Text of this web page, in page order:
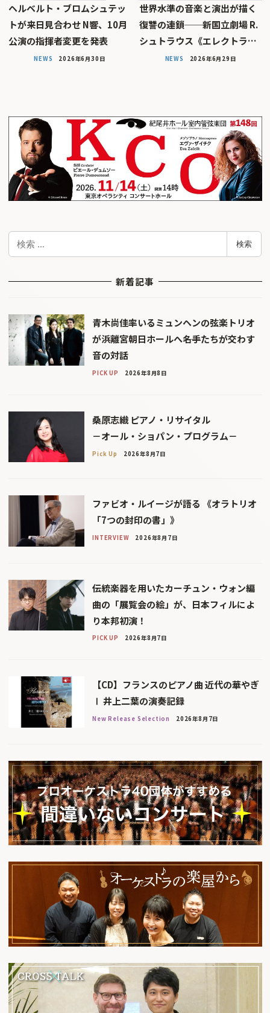
ヘルベルト・ブロムシュテッ
トが来日見合わせ N響、10月
公演の指揮者変更を発表
NEWS 2026年6月30日
世界水準の音楽と演出が描く
復讐の連鎖──新国立劇場 R.
シュトラウス《エレクトラ…
NEWS 2026年6月29日
検索
新着記事
青木尚佳率いるミュンヘンの弦楽トリオ
が浜離宮朝日ホールへ――名手たちが交わす
音の対話
PICK UP 2026年8月8日
桑原志織 ピアノ・リサイタル
－オール・ショパン・プログラム－
Pick Up 2026年8月7日
ファビオ・ルイージが語る 《オラトリオ
「7つの封印の書」》
INTERVIEW 2026年8月7日
伝統楽器を用いたカーチュン・ウォン編
曲の「展覧会の絵」が、日本フィルによ
り本邦初演！
PICK UP 2026年8月7日
【CD】フランスのピアノ曲 近代の華やぎ
Ⅰ 井上二葉の演奏記録
New Release Selection 2026年8月7日